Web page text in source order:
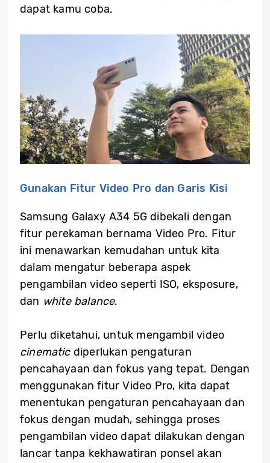
dapat kamu coba.
Gunakan Fitur Video Pro dan Garis Kisi
Samsung Galaxy A34 5G dibekali dengan
fitur perekaman bernama Video Pro. Fitur
ini menawarkan kemudahan untuk kita
dalam mengatur beberapa aspek
pengambilan video seperti ISO, eksposure,
dan white balance.
Perlu diketahui, untuk mengambil video
cinematicdiperlukan pengaturan
pencahayaan dan fokus yang tepat. Dengan
menggunakan fitur Video Pro, kita dapat
menentukan pengaturan pencahayaan dan
fokus dengan mudah, sehingga proses
pengambilan video dapat dilakukan dengan
lancar tanpa kekhawatiran ponsel akan